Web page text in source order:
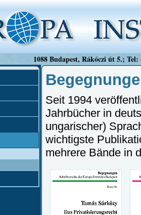
1088 Budapest, Rákóczi út 5.;
Seit 1994
Jahrbücher in
ungarischer)
wichtigste
mehrere Bände in